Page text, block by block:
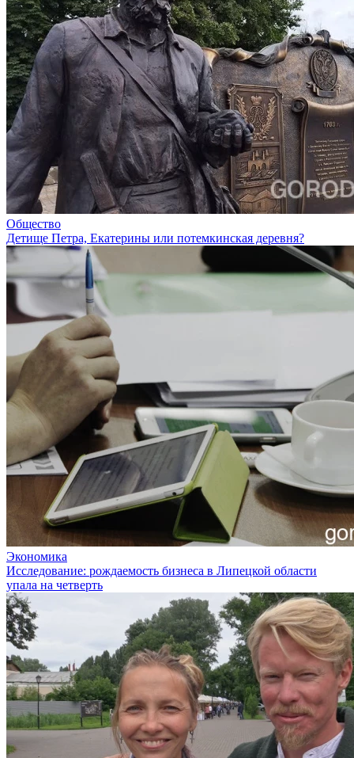
Общество
Детище Петра, Екатерины или потемкинская деревня?
Экономика
Исследование: рождаемость бизнеса в Липецкой области
упала на четверть